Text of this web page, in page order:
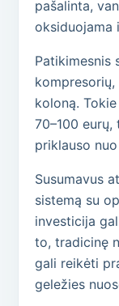
pašalinta,
oksiduojama
Patikimesnis
koloną.
70–100
priklauso
Susumavus
sistemą su
investicija
to, tradicinę
gali reikėti
geležies